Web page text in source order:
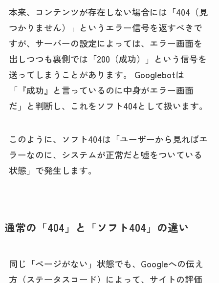
本来、コンテンツが存在しない場合には「404（見
つかりません）」というエラー信号を返すべきで
すが、サーバーの設定によっては、エラー画面を
出しつつも裏側では「200（成功）」という信号を
送ってしまうことがあります。 Googlebotは
「『成功』と言っているのに中身がエラー画面
だ」と判断し、これをソフト404として扱います。
このように、ソフト404は「ユーザーから見ればエ
ラーなのに、システムが正常だと嘘をついている
状態」で発生します。
通常の「404」と「ソフト404」の違い
同じ「ページがない」状態でも、Googleへの伝え
方（ステータスコード）によって、サイトの評価